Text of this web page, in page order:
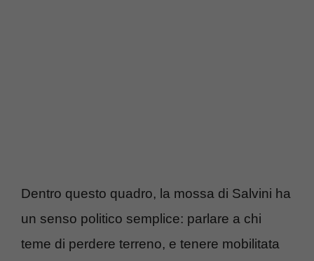
Dentro questo quadro, la mossa di Salvini ha
un senso politico semplice: parlare a chi
teme di perdere terreno, e tenere mobilitata